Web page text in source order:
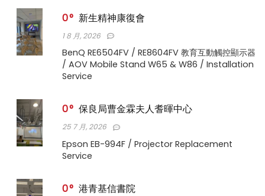
0 新生精神康復會
1 8 月, 2026
BenQ RE6504FV / RE8604FV 教育互動觸控顯示器
/ AOV Mobile Stand W65 & W86 / Installation
Service
0 保良局曹金霖夫人耆暉中心
25 7 月, 2026
Epson EB-994F / Projector Replacement
Service
0 港青基信書院